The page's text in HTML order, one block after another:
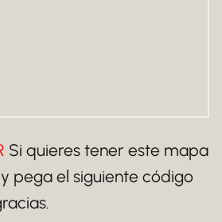
Si quieres tener este mapa
pega el siguiente código